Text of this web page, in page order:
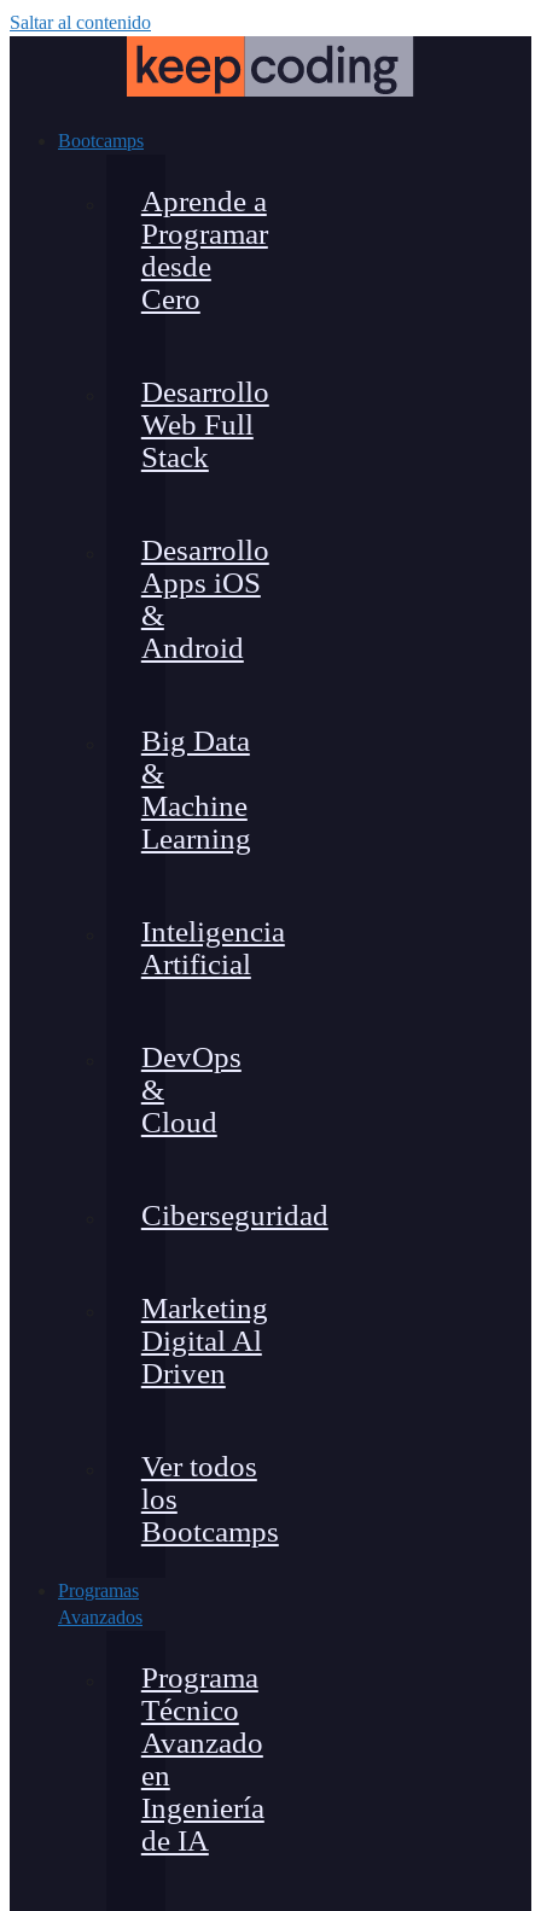
Saltar al contenido
Bootcamps
Aprende a
Programar
desde
Cero
Desarrollo
Web Full
Stack
Desarrollo
Apps iOS
&
Android
Big Data
&
Machine
Learning
Inteligencia
Artificial
DevOps
&
Cloud
Ciberseguridad
Marketing
Digital Al
Driven
Ver todos
los
Bootcamps
Programas
Avanzados
Programa
Técnico
Avanzado
en
Ingeniería
de IA